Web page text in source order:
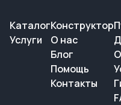
Каталог
Услуги
Конструктор
О нас
Блог
Помощь
Контакты